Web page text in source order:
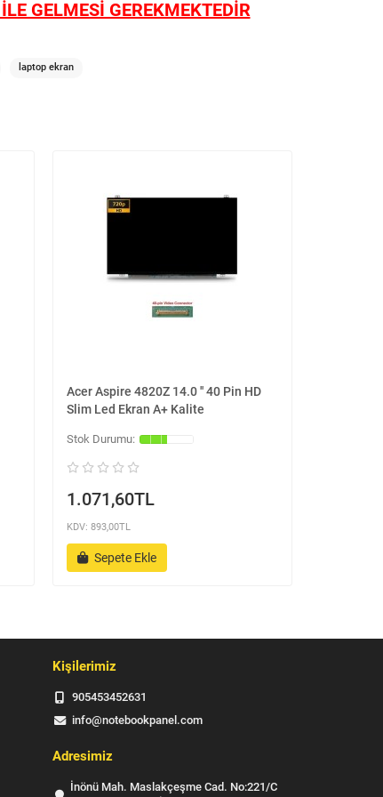
GELMESİ GEREKMEKTEDİR
laptop ekran
Acer Aspire 4820Z 14.0 '' 40 Pin HD
Slim Led Ekran A+ Kalite
1.071,60TL
KDV: 893,00TL
Sepete Ekle
Kişilerimiz
905453452631
info@notebookpanel.com
Adresimiz
İnönü Mah. Maslakçeşme Cad. No:221/C